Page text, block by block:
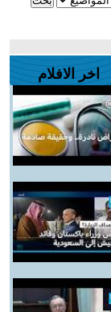
اخر الافلام